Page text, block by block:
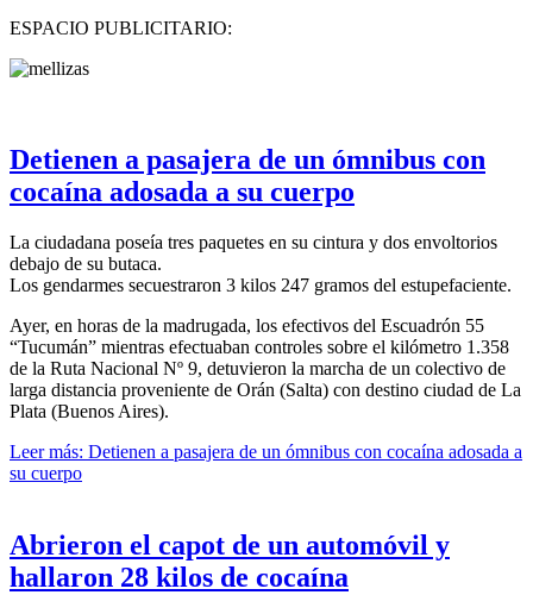
ESPACIO PUBLICITARIO:
Detienen a pasajera de un ómnibus con
cocaína adosada a su cuerpo
La ciudadana poseía tres paquetes en su cintura y dos envoltorios
debajo de su butaca.
Los gendarmes secuestraron 3 kilos 247 gramos del estupefaciente.
Ayer, en horas de la madrugada, los efectivos del Escuadrón 55
“Tucumán” mientras efectuaban controles sobre el kilómetro 1.358
de la Ruta Nacional Nº 9, detuvieron la marcha de un colectivo de
larga distancia proveniente de Orán (Salta) con destino ciudad de La
Plata (Buenos Aires).
Leer más: Detienen a pasajera de un ómnibus con cocaína adosada a
su cuerpo
Abrieron el capot de un automóvil y
hallaron 28 kilos de cocaína